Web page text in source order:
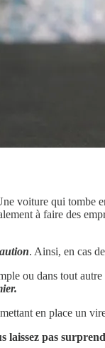
voiture qui
à faire des
. Ainsi, en cas
ou dans tout
en place un
laissez pas